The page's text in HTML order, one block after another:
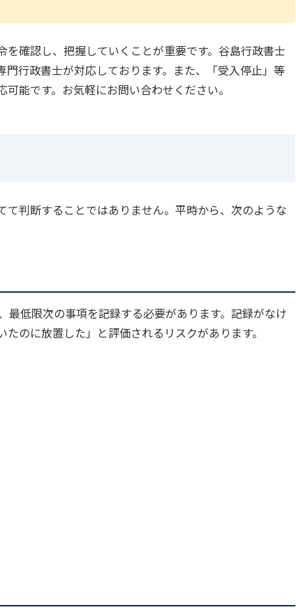
確認し、把握していくことが重要です。谷島行政書士
行政書士が対応しております。また、「受入停止」等
能です。お気軽にお問い合わせください。
判断することではありません。平時から、次のような
低限次の事項を記録する必要があります。記録がなけ
のに放置した」と評価されるリスクがあります。